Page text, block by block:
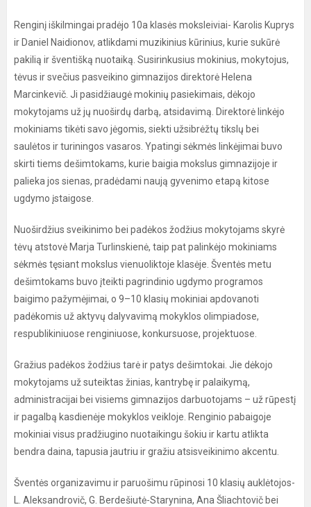
Renginį iškilmingai pradėjo 10a klasės moksleiviai- Karolis Kuprys
ir Daniel Naidionov, atlikdami muzikinius kūrinius, kurie sukūrė
pakilią ir šventišką nuotaiką. Susirinkusius mokinius, mokytojus,
tėvus ir svečius pasveikino gimnazijos direktorė Helena
Marcinkevič. Ji pasidžiaugė mokinių pasiekimais, dėkojo
mokytojams už jų nuoširdų darbą, atsidavimą. Direktorė linkėjo
mokiniams tikėti savo jėgomis, siekti užsibrėžtų tikslų bei
saulėtos ir turiningos vasaros. Ypatingi sėkmės linkėjimai buvo
skirti tiems dešimtokams, kurie baigia mokslus gimnazijoje ir
palieka jos sienas, pradėdami naują gyvenimo etapą kitose
ugdymo įstaigose.
Nuoširdžius sveikinimo bei padėkos žodžius mokytojams skyrė
tėvų atstovė Marja Turlinskienė, taip pat palinkėjo mokiniams
sėkmės tęsiant mokslus vienuoliktoje klasėje. Šventės metu
dešimtokams buvo įteikti pagrindinio ugdymo programos
baigimo pažymėjimai, o 9–10 klasių mokiniai apdovanoti
padėkomis už aktyvų dalyvavimą mokyklos olimpiadose,
respublikiniuose renginiuose, konkursuose, projektuose.
Gražius padėkos žodžius tarė ir patys dešimtokai. Jie dėkojo
mokytojams už suteiktas žinias, kantrybę ir palaikymą,
administracijai bei visiems gimnazijos darbuotojams – už rūpestį
ir pagalbą kasdienėje mokyklos veikloje. Renginio pabaigoje
mokiniai visus pradžiugino nuotaikingu šokiu ir kartu atlikta
bendra daina, tapusia jautriu ir gražiu atsisveikinimo akcentu.
Šventės organizavimu ir paruošimu rūpinosi 10 klasių auklėtojos-
L. Aleksandrovič, G. Berdešiutė-Starynina, Ana Šliachtovič bei